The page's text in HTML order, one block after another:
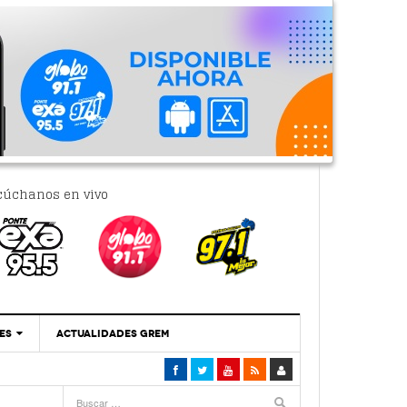
en vivo
‘Se Vale Soñar Con Una Contraloría Ciudadana’
ACTUALIDADES GREM